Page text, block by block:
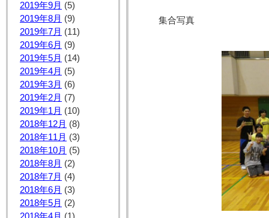
2019年9月 (5)
2019年8月 (9)
2019年7月 (11)
2019年6月 (9)
2019年5月 (14)
2019年4月 (5)
2019年3月 (6)
2019年2月 (7)
2019年1月 (10)
2018年12月 (8)
2018年11月 (3)
2018年10月 (5)
2018年8月 (2)
2018年7月 (4)
2018年6月 (3)
2018年5月 (2)
集合写真